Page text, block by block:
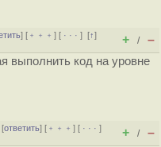
] [ ﹢﹢﹢] [ · · ·][↑]
+ / –
выполнить код на уровне
[ответить] [ ﹢﹢﹢] [ · · ·]
+ / –